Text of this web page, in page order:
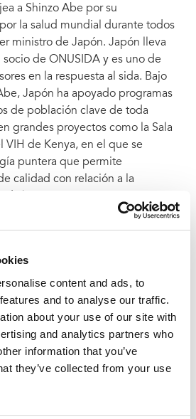
content and ads, to
and to analyse our traffic.
about your use of our site with
and analytics partners who
information that you’ve
they’ve collected from your use
a Shinzo Abe por su
la salud mundial durante todos
ministro de Japón. Japón lleva
de ONUSIDA y es uno de
en la respuesta al sida. Bajo
Japón ha apoyado programas
de población clave de toda
grandes proyectos como la Sala
VIH de Kenya, en el que se
puntera que permite
calidad con relación a la
la salud mundial y el
infecciosas estuvo presente en
de los ocho durante la cumbre
Okinawa en el año 2000. Gracias
se logró crear el mecanismo
importante para la financiación
el Fondo Mundial de lucha